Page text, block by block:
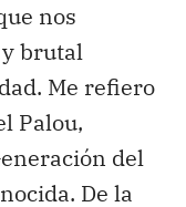
nos
brutal
Me refiero
Palou,
del
De la